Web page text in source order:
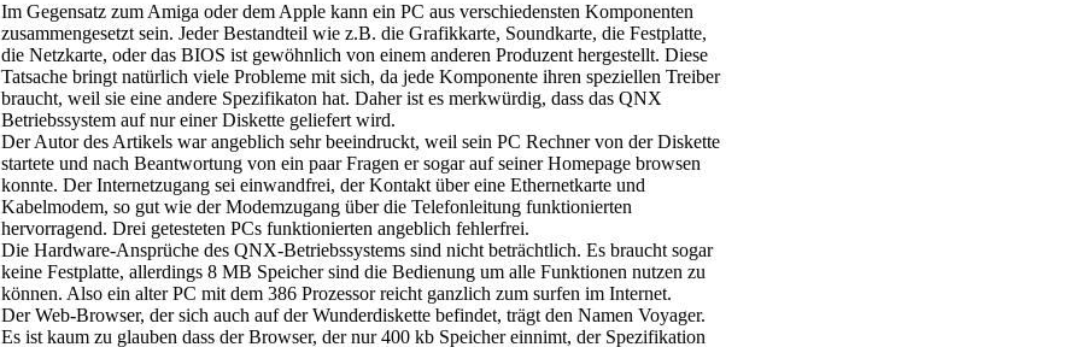
Im Gegensatz zum Amiga oder dem Apple kann ein PC aus verschiedensten Komponenten
zusammengesetzt sein. Jeder Bestandteil wie z.B. die Grafikkarte, Soundkarte, die Festplatte,
die Netzkarte, oder das BIOS ist gewöhnlich von einem anderen Produzent hergestellt. Diese
Tatsache bringt natürlich viele Probleme mit sich, da jede Komponente ihren speziellen Treiber
braucht, weil sie eine andere Spezifikaton hat. Daher ist es merkwürdig, dass das QNX
Betriebssystem auf nur einer Diskette geliefert wird.
Der Autor des Artikels war angeblich sehr beeindruckt, weil sein PC Rechner von der Diskette
startete und nach Beantwortung von ein paar Fragen er sogar auf seiner Homepage browsen
konnte. Der Internetzugang sei einwandfrei, der Kontakt über eine Ethernetkarte und
Kabelmodem, so gut wie der Modemzugang über die Telefonleitung funktionierten
hervorragend. Drei getesteten PCs funktionierten angeblich fehlerfrei.
Die Hardware-Ansprüche des QNX-Betriebssystems sind nicht beträchtlich. Es braucht sogar
keine Festplatte, allerdings 8 MB Speicher sind die Bedienung um alle Funktionen nutzen zu
können. Also ein alter PC mit dem 386 Prozessor reicht ganzlich zum surfen im Internet.
Der Web-Browser, der sich auch auf der Wunderdiskette befindet, trägt den Namen Voyager.
Es ist kaum zu glauben dass der Browser, der nur 400 kb Speicher einnimt, der Spezifikation